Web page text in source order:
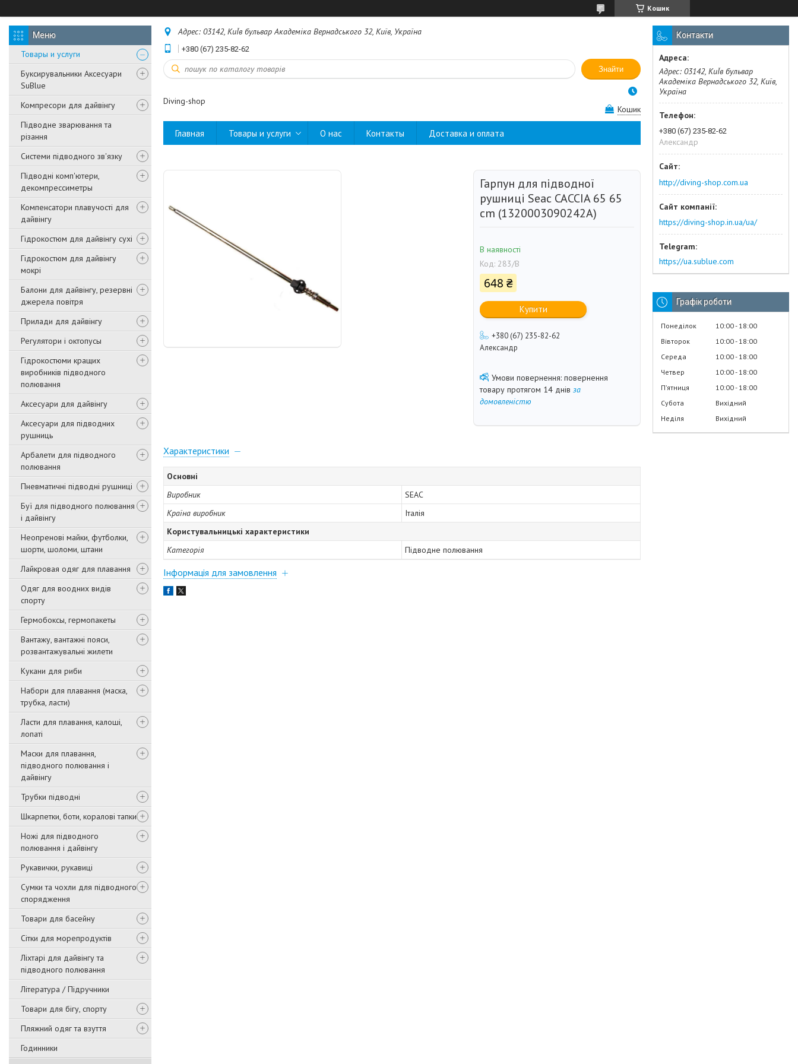
Кошик
Товары и услуги
Буксирувальники Аксесуари
SuBlue
Компресори для дайвінгу
Підводне зварювання та
різання
Системи підводного зв'язку
Підводні комп'ютери,
декомпрессиметры
Компенсатори плавучості для
дайвінгу
Гідрокостюм для дайвінгу сухі
Гідрокостюм для дайвінгу
мокрі
Балони для дайвінгу, резервні
джерела повітря
Прилади для дайвінгу
Регулятори і октопусы
Гідрокостюми кращих
виробників підводного
полювання
Аксесуари для дайвінгу
Аксесуари для підводних
рушниць
Арбалети для підводного
полювання
Пневматичні підводні рушниці
Буї для підводного полювання
і дайвінгу
Неопренові майки, футболки,
шорти, шоломи, штани
Лайкровая одяг для плавання
Одяг для воодних видів
спорту
Гермобоксы, гермопакеты
Вантажу, вантажні пояси,
розвантажувальні жилети
Кукани для риби
Набори для плавання (маска,
трубка, ласти)
Ласти для плавання, калоші,
лопаті
Маски для плавання,
підводного полювання і
дайвінгу
Трубки підводні
Шкарпетки, боти, коралові тапки
Ножі для підводного
полювання і дайвінгу
Рукавички, рукавиці
Сумки та чохли для підводного
спорядження
Товари для басейну
Сітки для морепродуктів
Ліхтарі для дайвінгу та
підводного полювання
Література / Підручники
Товари для бігу, спорту
Пляжний одяг та взуття
Годинники
Адрес: 03142, КиЇв бульвар Академіка Вернадського 32, Київ, Україна
+380 (67) 235-82-62
Знайти
Diving-shop
Кошик
Главная Товары и услуги О нас Контакты Доставка и оплата
Гарпун для підводної
рушниці Seac CACCIA 65 65
сm (1320003090242A)
В наявності
Код: 283/B
648 ₴
Купити
+380 (67) 235-82-62
Александр
повернення
товару протягом 14 днів за
домовленістю
Характеристики
Основні
Виробник
SEAC
Країна виробник
Італія
Користувальницькі характеристики
Категорія
Підводне полювання
Інформація для замовлення
Контакти
Адрес: 03142, КиЇв бульвар
Академіка Вернадського 32, Київ,
Україна
+380 (67) 235-82-62
Александр
http://diving-shop.com.ua
https://diving-shop.in.ua/ua/
https://ua.sublue.com
Графік роботи
Понеділок 10:00 18:00
Вівторок
10:00 18:00
Середа
10:00 18:00
Четвер
10:00 18:00
Пʼятниця
10:00 18:00
Субота
Вихідний
Неділя
Вихідний